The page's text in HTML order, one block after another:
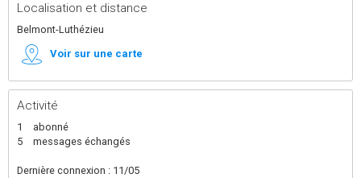
Localisation et distance
Belmont-Luthézieu
Voir sur une carte
Activité
1
abonné
5
messages échangés
Dernière connexion : 11/05